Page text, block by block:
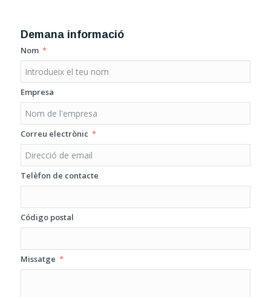
Demana informació
Nom
Empresa
Correu electrònic
Telèfon de contacte
Código postal
Missatge